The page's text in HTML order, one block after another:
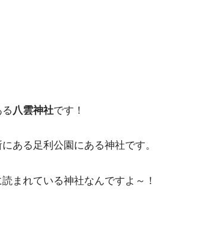
八雲神社です！
ある足利公園にある神社です。
まれている神社なんですよ～！